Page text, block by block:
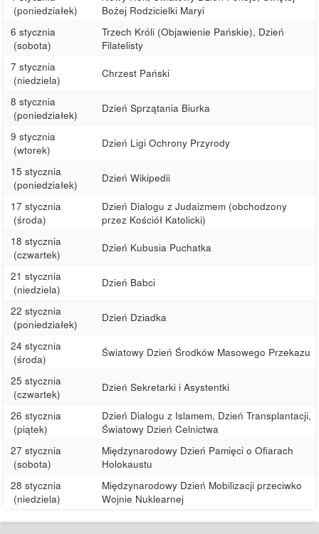
(poniedziałek)
Bożej Rodzicielki Maryi
6 stycznia
(sobota)
Trzech Króli (Objawienie Pańskie), Dzień
Filatelisty
7 stycznia
(niedziela)
Chrzest Pański
8 stycznia
(poniedziałek)
Dzień Sprzątania Biurka
9 stycznia
(wtorek)
Dzień Ligi Ochrony Przyrody
15 stycznia
(poniedziałek)
Dzień Wikipedii
17 stycznia
(środa)
Dzień Dialogu z Judaizmem (obchodzony
przez Kościół Katolicki)
18 stycznia
(czwartek)
Dzień Kubusia Puchatka
21 stycznia
(niedziela)
Dzień Babci
22 stycznia
(poniedziałek)
Dzień Dziadka
24 stycznia
(środa)
Światowy Dzień Środków Masowego Przekazu
25 stycznia
(czwartek)
Dzień Sekretarki i Asystentki
26 stycznia
(piątek)
Dzień Dialogu z Islamem, Dzień Transplantacji,
Światowy Dzień Celnictwa
27 stycznia
(sobota)
Międzynarodowy Dzień Pamięci o Ofiarach
Holokaustu
28 stycznia
(niedziela)
Międzynarodowy Dzień Mobilizacji przeciwko
Wojnie Nuklearnej